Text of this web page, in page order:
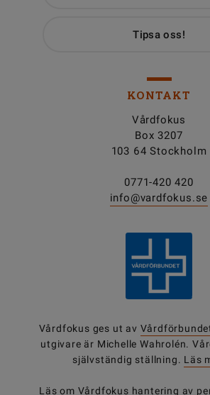
Tipsa oss!
KONTAKT
Vårdfokus
Box 3207
103 64 Stockholm
0771-420 420
info@vardfokus.se
Vårdfokus ges ut av
utgivare är Michelle Wahrolén.
självständig ställning. Läs
Läs om Vårdfokus hantering av